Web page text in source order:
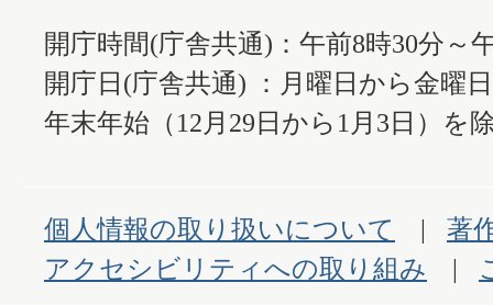
開庁時間(庁舎共通)：午前8時30分～
開庁日(庁舎共通) ：月曜日から金曜
年末年始（12月29日から1月3日）を
個人情報の取り扱いについて
著
アクセシビリティへの取り組み